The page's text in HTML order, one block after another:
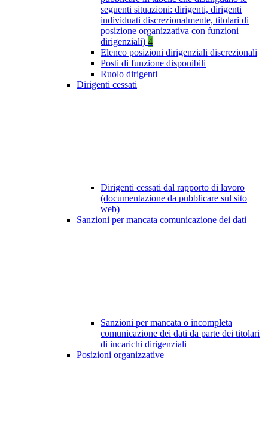
seguenti situazioni: dirigenti, dirigenti
individuati discrezionalmente, titolari di
posizione organizzativa con funzioni
dirigenziali) 4
Elenco posizioni dirigenziali discrezionali
Posti di funzione disponibili
Ruolo dirigenti
Dirigenti cessati
Dirigenti cessati dal rapporto di lavoro
(documentazione da pubblicare sul sito
web)
Sanzioni per mancata comunicazione dei dati
Sanzioni per mancata o incompleta
comunicazione dei dati da parte dei titolari
di incarichi dirigenziali
Posizioni organizzative